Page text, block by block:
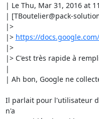
| Le Thu, Mar 31, 2016 at
| [TBoutelier@pack-
|>
|> https://
|>
|> C'est très rapide à
|
| Ah bon, Google ne
Il parlait pour l'utilisateur
n'a